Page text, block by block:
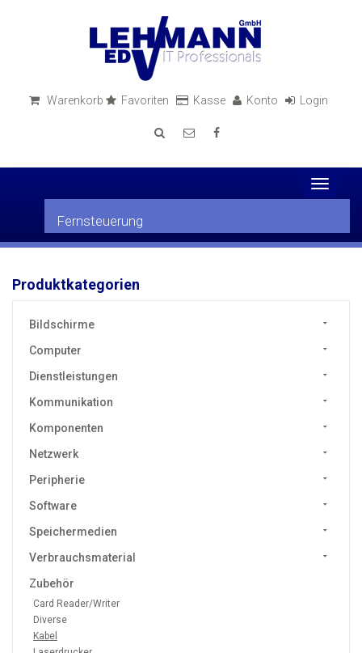
Warenkorb Favoriten Kasse Konto Login
Toggle
Fernsteuerung
Produktkategorien
Bildschirme
Computer
Dienstleistungen
Kommunikation
Komponenten
Netzwerk
Peripherie
Software
Speichermedien
Verbrauchsmaterial
Zubehör
Card Reader/Writer
Diverse
Kabel